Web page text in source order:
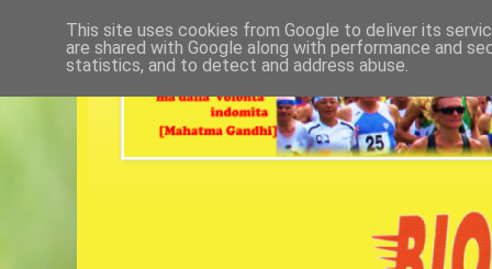
This site uses cookies from Google to deliver its
are shared with Google along with performance and
statistics, and to detect and address abuse.